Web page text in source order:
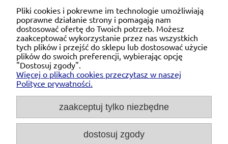
Pomoc
Moje konto
Płatności i dostawa
O nas
Michał Niedźwiecki Dobra Armatura, ul. Krakowska
Pliki cookies i pokrewne im technologie umożliwiają
poprawne działanie strony i pomagają nam
dostosować ofertę do Twoich potrzeb. Możesz
zaakceptować wykorzystanie przez nas wszystkich
tych plików i przejść do sklepu lub dostosować użycie
plików do swoich preferencji, wybierając opcję
"Dostosuj zgody".
Więcej o plikach cookies przeczytasz w naszej
Polityce prywatności.
zaakceptuj tylko niezbędne
dostosuj zgody